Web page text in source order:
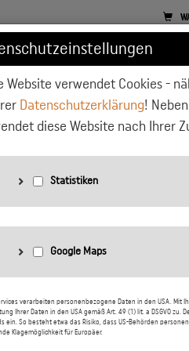
PFLANZGEFÄSSE GARTEN
Website verwendet Cookies -
Datenschutzerklärung!
diese Website nach Ihrer
Anbieter: Google LLC
Statistiken: Verwendet Google Analytics zur
Marketing: Verwendet Google TagManager
in der Website zu nutzen.
Google Maps: Interaktive Karten direkt in der
verarbeiten personenbezogene Daten in den USA. Mit
Ihrer Daten in den USA gemäß Art. 49 (1) lit. a DSGVO zu.
ein. So besteht etwa das Risiko, dass US-Behörden
Klagemöglichkeit für Europäer.